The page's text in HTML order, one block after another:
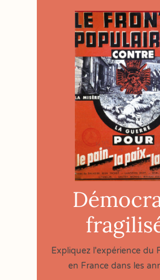
Expliquez l'expérience du
en France dans les